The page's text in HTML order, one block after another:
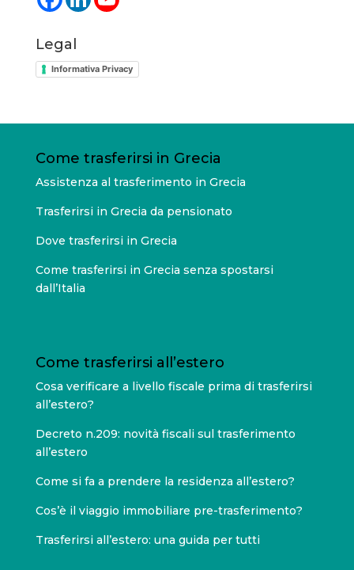
Legal
Informativa Privacy
Come trasferirsi in Grecia
Assistenza al trasferimento in Grecia
Trasferirsi in Grecia da pensionato
Dove trasferirsi in Grecia
Come trasferirsi in Grecia senza spostarsi
dall’Italia
Come trasferirsi all’estero
Cosa verificare a livello fiscale prima di trasferirsi
all’estero?
Decreto n.209: novità fiscali sul trasferimento
all’estero
Come si fa a prendere la residenza all’estero?
Cos’è il viaggio immobiliare pre-trasferimento?
Trasferirsi all’estero: una guida per tutti